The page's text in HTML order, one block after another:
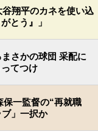
翔平のカネを使い込
とう』」
さかの球団 采配に
てつけ
保一監督の“再就職
」一択か